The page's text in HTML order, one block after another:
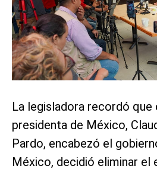
La legisladora recordó que
presidenta de México,
Pardo, encabezó el
México, decidió eliminar el